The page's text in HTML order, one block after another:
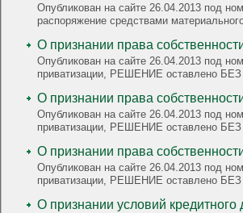
Опубликован на сайте 26.04.2013 под
распоряжение средствами
О признании права
Опубликован на сайте 26.04.2013 под
приватизации, РЕШЕНИЕ оставлено
О признании права
Опубликован на сайте 26.04.2013 под
приватизации, РЕШЕНИЕ оставлено
О признании права
Опубликован на сайте 26.04.2013 под
приватизации, РЕШЕНИЕ оставлено
О признании условий